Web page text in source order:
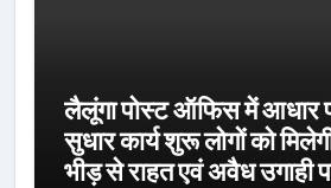
लैलूंगा पोस्ट ऑफिस में आधार
सुधार कार्य शुरू लोगों को
भीड़ से राहत एवं अवैध उगाही